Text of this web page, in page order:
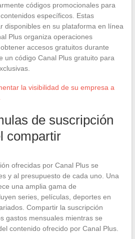
códigos promocionales para
específicos. Estas
disponibles en su plataforma en línea
Plus organiza operaciones
accesos gratuitos durante
un código Canal Plus gratuito para
la visibilidad de su empresa a
de suscripción
compartir
ofrecidas por Canal Plus se
y al presupuesto de cada uno. Una
una amplia gama de
series, películas, deportes en
Compartir la suscripción
gastos mensuales mientras se
contenido ofrecido por Canal Plus.